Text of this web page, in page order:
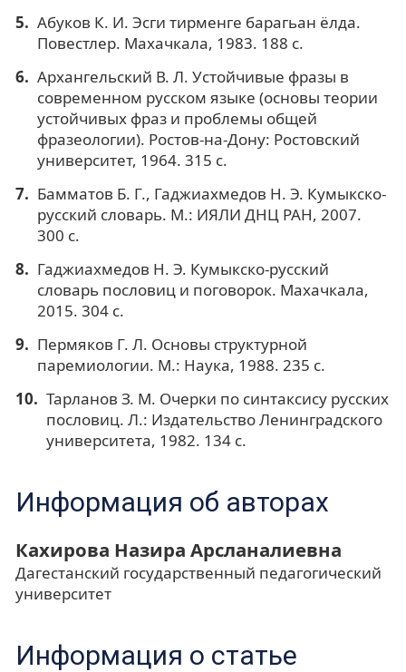
Абуков К. И. Эсги тирменге барагьан ёлда.
Повестлер. Махачкала, 1983. 188 с.
Архангельский В. Л. Устойчивые фразы в
современном русском языке (основы теории
устойчивых фраз и проблемы общей
фразеологии). Ростов-на-Дону: Ростовский
университет, 1964. 315 с.
Бамматов Б. Г., Гаджиахмедов Н. Э. Кумыкско-
русский словарь. М.: ИЯЛИ ДНЦ РАН, 2007.
300 с.
Гаджиахмедов Н. Э. Кумыкско-русский
словарь пословиц и поговорок. Махачкала,
2015. 304 с.
Пермяков Г. Л. Основы структурной
паремиологии. М.: Наука, 1988. 235 с.
Тарланов З. М. Очерки по синтаксису русских
пословиц. Л.: Издательство Ленинградского
университета, 1982. 134 с.
Информация об авторах
Кахирова Назира Арсланалиевна
Дагестанский государственный педагогический
университет
Информация о статье